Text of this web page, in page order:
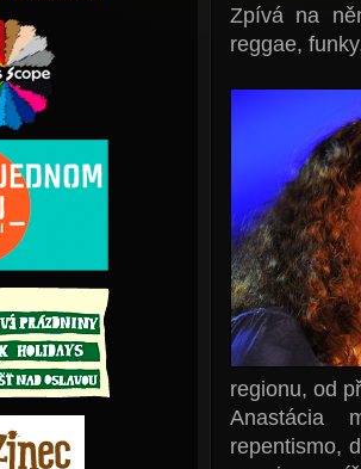
Zpívá na
reggae,
regionu, od
Anastácia
repentismo,